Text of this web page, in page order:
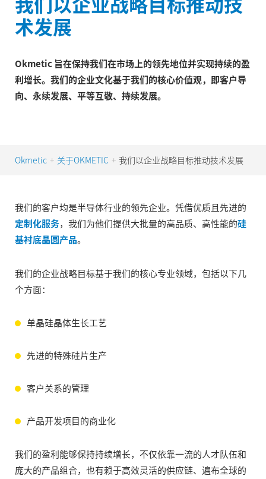
术发展
Okmetic 旨在保持我们在市场上的领先地位并实现持续的盈
利增长。我们的企业文化基于我们的核心价值观，即客户导
向、永续发展、平等互敬、持续发展。
Okmetic + 关于OKMETIC + 我们以企业战略目标推动技术发展
我们的客户均是半导体行业的领先企业。凭借优质且先进的
定制化服务，我们为他们提供大批量的高品质、高性能的硅
基衬底晶圆产品。
我们的企业战略目标基于我们的核心专业领域，包括以下几
个方面：
单晶硅晶体生长工艺
先进的特殊硅片生产
客户关系的管理
产品开发项目的商业化
我们的盈利能够保持持续增长，不仅依靠一流的人才队伍和
庞大的产品组合，也有赖于高效灵活的供应链、遍布全球的